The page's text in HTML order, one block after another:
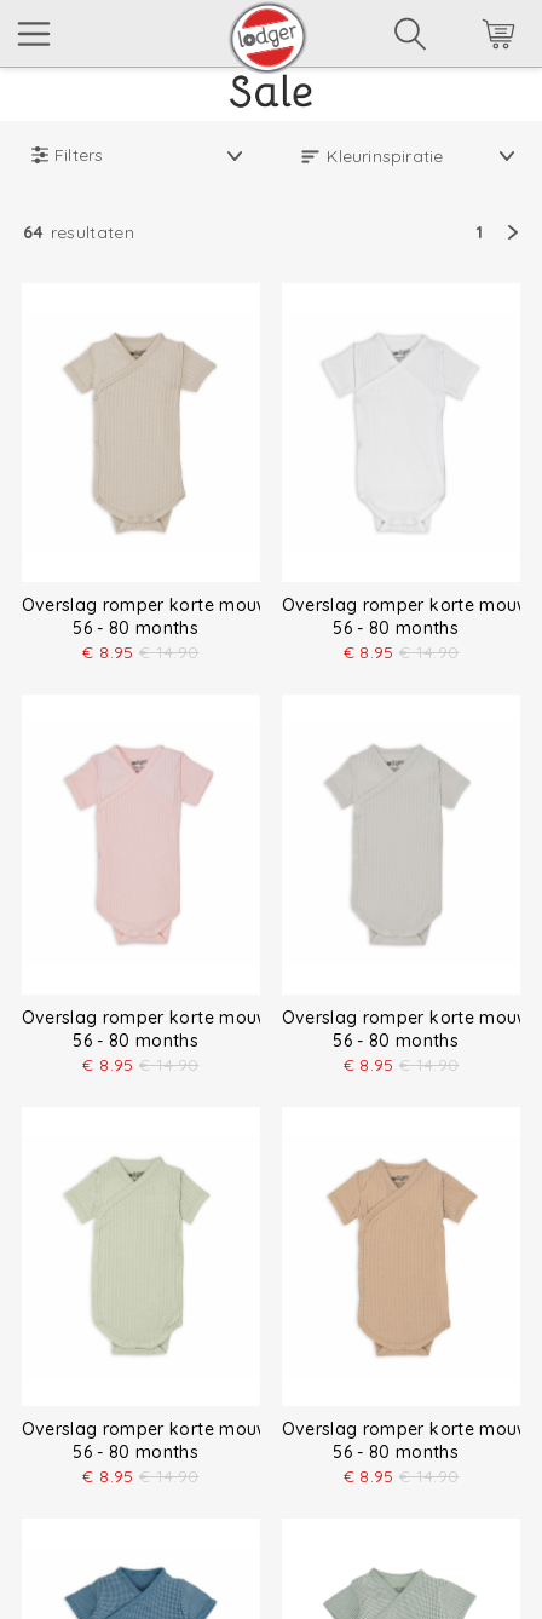
Filters
64 resultaten 1
Overslag romper korte mouw
56 - 80 months
€ 8.95 € 14.90
Overslag romper korte mouw
56 - 80 months
€ 8.95 € 14.90
Overslag romper korte mouw
56 - 80 months
€ 8.95 € 14.90
Overslag romper korte mouw
56 - 80 months
€ 8.95 € 14.90
Overslag romper korte mouw
56 - 80 months
€ 8.95 € 14.90
Overslag romper korte mouw
56 - 80 months
€ 8.95 € 14.90